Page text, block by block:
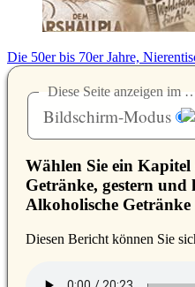
Die 50er bis 70er Jahre,
Diese Seite anzeigen im
Bildschirm-Modus
Wählen Sie ein Kapitel
Getränke, gestern und
Alkoholische Getränke
Diesen Bericht können Sie